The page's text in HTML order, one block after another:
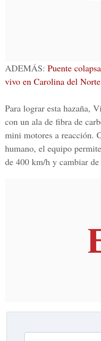
ADEMÁS: Puente
vivo en Carolina del Norte
Para lograr esta hazaña,
con un ala de fibra de
mini motores a reacción.
humano, el equipo
de 400 km/h y cambiar